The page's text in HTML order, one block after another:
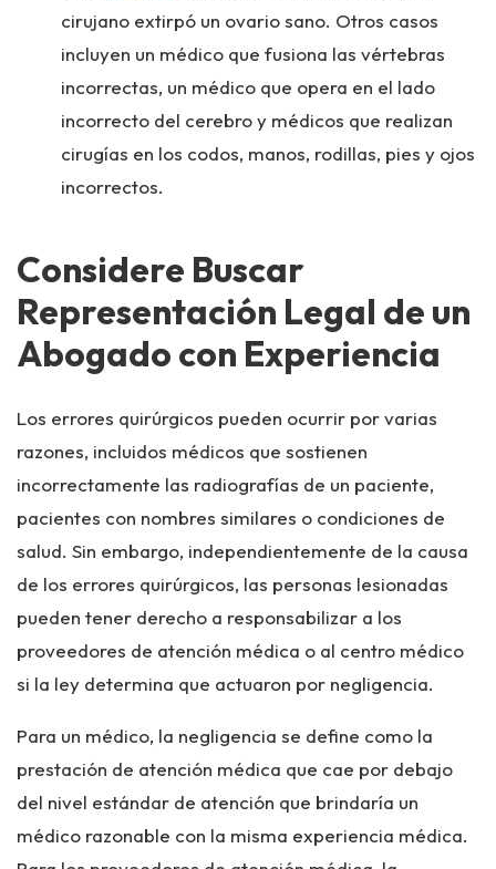
cirujano extirpó un ovario sano. Otros casos
incluyen un médico que fusiona las vértebras
incorrectas, un médico que opera en el lado
incorrecto del cerebro y médicos que realizan
cirugías en los codos, manos, rodillas, pies y ojos
incorrectos.
Considere Buscar
Representación Legal de un
Abogado con Experiencia
Los errores quirúrgicos pueden ocurrir por varias
razones, incluidos médicos que sostienen
incorrectamente las radiografías de un paciente,
pacientes con nombres similares o condiciones de
salud. Sin embargo, independientemente de la causa
de los errores quirúrgicos, las personas lesionadas
pueden tener derecho a responsabilizar a los
proveedores de atención médica o al centro médico
si la ley determina que actuaron por negligencia.
Para un médico, la negligencia se define como la
prestación de atención médica que cae por debajo
del nivel estándar de atención que brindaría un
médico razonable con la misma experiencia médica.